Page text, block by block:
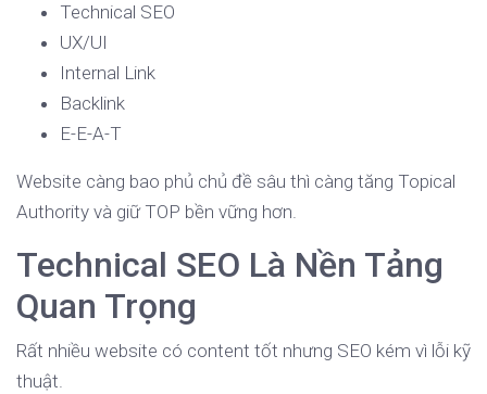
Technical SEO
UX/UI
Internal Link
Backlink
E-E-A-T
Website càng bao phủ chủ đề sâu thì càng tăng Topical
Authority và giữ TOP bền vững hơn.
Technical SEO Là Nền Tảng
Quan Trọng
Rất nhiều website có content tốt nhưng SEO kém vì lỗi kỹ
thuật.